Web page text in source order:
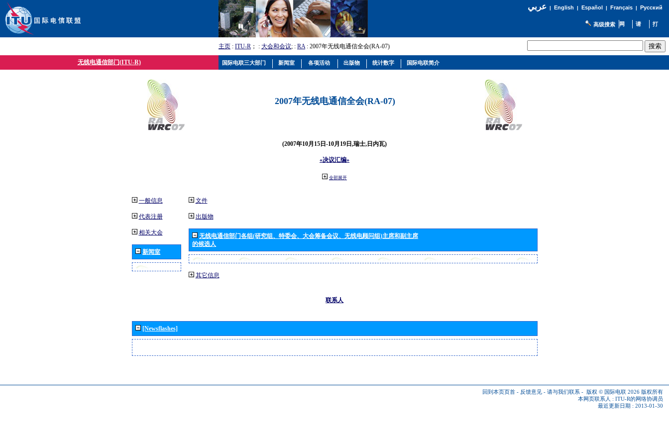
عربي| English | Español | Français| Русский
高级搜索
主页 : ITU-R ； : 大会和会议; : RA: 2007年无线电通信全会(RA-07)
无线电通信部门(ITU-R)
2007年无线电通信全会(RA-07)
(2007年10月15日-10月19日,瑞士,日内瓦)
«决议汇编»
全部展开
一般信息
代表注册
相关大会
新闻室
文件
出版物
无线电通信部门各组(研究组、特委会、大会筹备会议、无线电顾问组)主席和副主席
的候选人
其它信息
联系人
[Newsflashes]
回到本页页首 - 反馈意见 - 请与我们联系 - 版权 © 国际电联 2026 版权所有
本网页联系人 : ITU-R的网络协调员
最近更新日期 : 2013-01-30
国际电联三大部门 新闻室 各项活动 出版物 统计数字 国际电联简介